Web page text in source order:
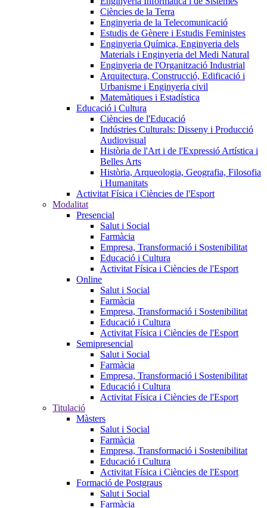
Ciències de la Terra
Enginyeria de la Telecomunicació
Estudis de Gènere i Estudis Feministes
Enginyeria Química, Enginyeria dels
Materials i Enginyeria del Medi Natural
Enginyeria de l'Organització Industrial
Arquitectura, Construcció, Edificació i
Urbanisme i Enginyeria civil
Matemàtiques i Estadística
Educació i Cultura
Ciències de l'Educació
Indústries Culturals: Disseny i Producció
Audiovisual
Història de l'Art i de l'Expressió Artística i
Belles Arts
Història, Arqueologia, Geografia, Filosofia
i Humanitats
Activitat Física i Ciències de l'Esport
Modalitat
Presencial
Salut i Social
Farmàcia
Empresa, Transformació i Sostenibilitat
Educació i Cultura
Activitat Física i Ciències de l'Esport
Online
Salut i Social
Farmàcia
Empresa, Transformació i Sostenibilitat
Educació i Cultura
Activitat Física i Ciències de l'Esport
Semipresencial
Salut i Social
Farmàcia
Empresa, Transformació i Sostenibilitat
Educació i Cultura
Activitat Física i Ciències de l'Esport
Titulació
Màsters
Salut i Social
Farmàcia
Empresa, Transformació i Sostenibilitat
Educació i Cultura
Activitat Física i Ciències de l'Esport
Formació de Postgraus
Salut i Social
Farmàcia